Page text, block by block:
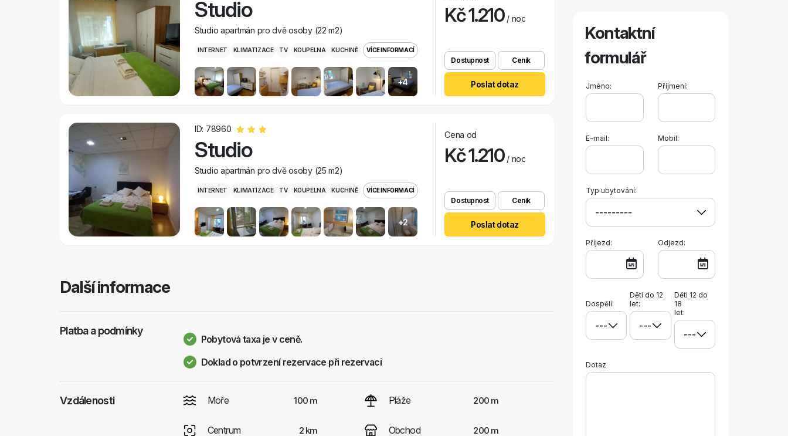
Studio
Studio apartmán pro dvě osoby (22 m2)
INTERNET KLIMATIZACE TV KOUPELNA KUCHINĚ VÍCE INFORMACÍ
+4
Kč 1.210/ noc
Dostupnost Ceník
Poslat dotaz
ID: 78960
Studio
Studio apartmán pro dvě osoby (25 m2)
INTERNET KLIMATIZACE TV KOUPELNA KUCHINĚ VÍCE INFORMACÍ
+2
Cena od
Kč 1.210/ noc
Dostupnost Ceník
Poslat dotaz
Další informace
Platba a podmínky
Pobytová taxa je v ceně.
Doklad o potvrzení rezervace při rezervaci
Vzdálenosti Moře 100 m Pláže 200 m
Centrum 2 km Obchod 200 m
Kontaktní
formulář
Jméno: Příjmení:
E-mail: Mobil:
Typ ubytování:
Příjezd: Odjezd:
Dospělí:
Děti do 12
let:
Děti 12 do
18
let:
Dotaz